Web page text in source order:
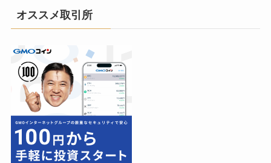
オススメ取引所